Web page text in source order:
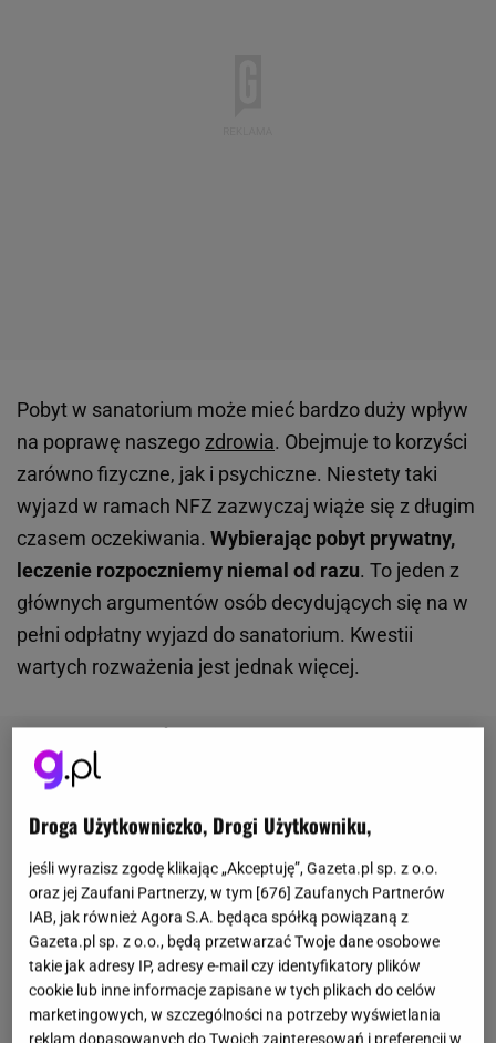
Pobyt w sanatorium może mieć bardzo duży wpływ
na poprawę naszego zdrowia. Obejmuje to korzyści
zarówno fizyczne, jak i psychiczne. Niestety taki
wyjazd w ramach NFZ zazwyczaj wiąże się z długim
czasem oczekiwania. Wybierając pobyt prywatny,
leczenie rozpoczniemy niemal od razu. To jeden z
głównych argumentów osób decydujących się na w
pełni odpłatny wyjazd do sanatorium. Kwestii
wartych rozważenia jest jednak więcej.
Droga Użytkowniczko, Drogi Użytkowniku,
jeśli wyrazisz zgodę klikając „Akceptuję”, Gazeta.pl sp. z o.o.
oraz jej Zaufani Partnerzy, w tym [676] Zaufanych Partnerów
IAB, jak również Agora S.A. będąca spółką powiązaną z
Gazeta.pl sp. z o.o., będą przetwarzać Twoje dane osobowe
takie jak adresy IP, adresy e-mail czy identyfikatory plików
cookie lub inne informacje zapisane w tych plikach do celów
marketingowych, w szczególności na potrzeby wyświetlania
reklam dopasowanych do Twoich zainteresowań i preferencji w